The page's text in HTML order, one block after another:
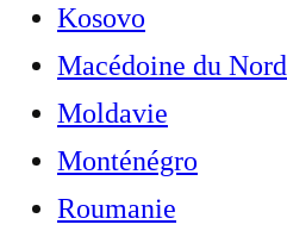
Kosovo
Macédoine du Nord
Moldavie
Monténégro
Roumanie